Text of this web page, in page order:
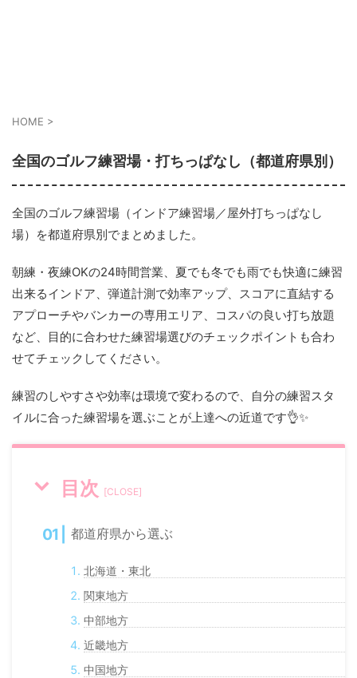
HOME >
全国のゴルフ練習場・打ちっぱなし（都道府県別）
全国のゴルフ練習場（インドア練習場／屋外打ちっぱなし
場）を都道府県別でまとめました。
朝練・夜練OKの24時間営業、夏でも冬でも雨でも快適に練習
出来るインドア、弾道計測で効率アップ、スコアに直結する
アプローチやバンカーの専用エリア、コスパの良い打ち放題
など、目的に合わせた練習場選びのチェックポイントも合わ
せてチェックしてください。
練習のしやすさや効率は環境で変わるので、自分の練習スタ
イルに合った練習場を選ぶことが上達への近道です👌✨️
目次 [CLOSE]
都道府県から選ぶ
北海道・東北
関東地方
中部地方
近畿地方
中国地方